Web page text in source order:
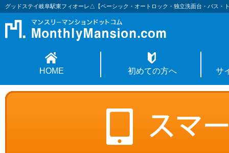
グッドステイ岐阜駅東フィオーレ△【ベーシック・オートロック・独立洗面台・バス・
HOME 初めての方へ サ